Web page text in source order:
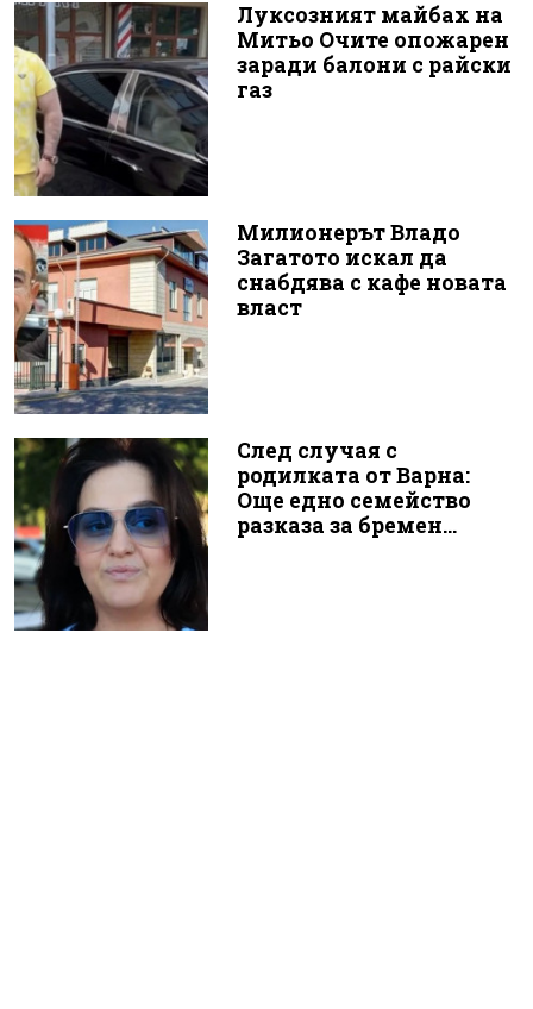
Луксозният майбах на
Митьо Очите опожарен
заради балони с райски
газ
Милионерът Владо
Загатото искал да
снабдява с кафе новата
власт
След случая с
родилката от Варна:
Още едно семейство
разказа за бремен...